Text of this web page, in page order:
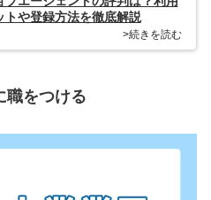
トや登録方法を徹底解説
>続きを読む
職をつける